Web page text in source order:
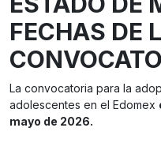
FECHAS DE
La convocatoria para la
adolescentes en el Edomex
mayo de 2026.